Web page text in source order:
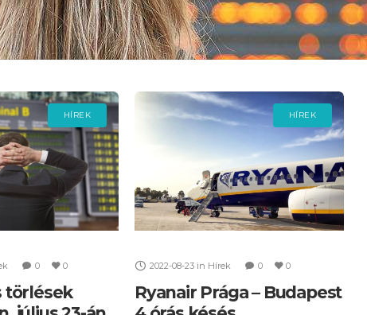
HÍREK
0 0
törlések
HÍREK
2022-08-23 in Hírek 0 0
Ryanair Prága – Budapest